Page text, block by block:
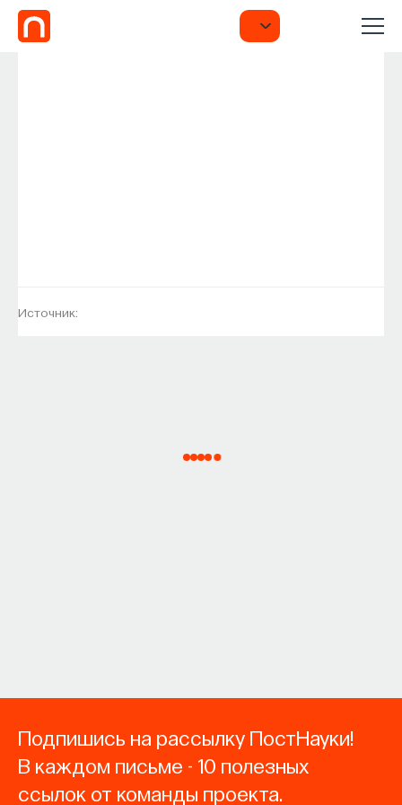
Источник:
Подпишись на рассылку ПостНауки!
В каждом письме - 10 полезных
ссылок от команды проекта.